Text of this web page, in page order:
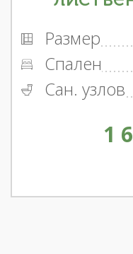
Размер
Спален
Сан. узлов
1